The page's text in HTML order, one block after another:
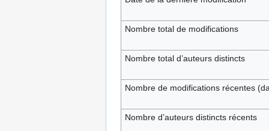
Nombre total de modifications
Nombre total d’auteurs distincts
Nombre de modifications récentes
Nombre d’auteurs distincts récents